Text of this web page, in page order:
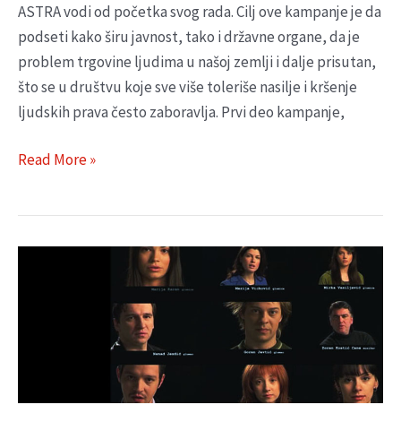
ASTRA vodi od početka svog rada. Cilj ove kampanje je da
podseti kako širu javnost, tako i državne organe, da je
problem trgovine ljudima u našoj zemlji i dalje prisutan,
što se u društvu koje sve više toleriše nasilje i kršenje
ljudskih prava često zaboravlja. Prvi deo kampanje,
Read More »
–